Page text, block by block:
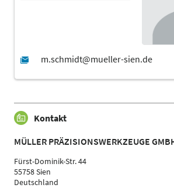
Kontakt
MÜLLER PRÄZISIONSWERKZEUGE
Fürst-Dominik-Str. 44
55758 Sien
Deutschland